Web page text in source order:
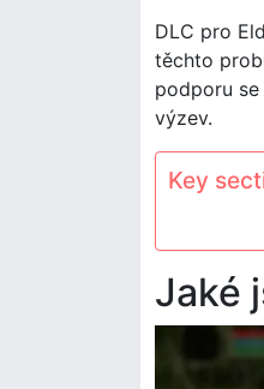
DLC pro
těchto
podporu
výzev.
Key
Jaké